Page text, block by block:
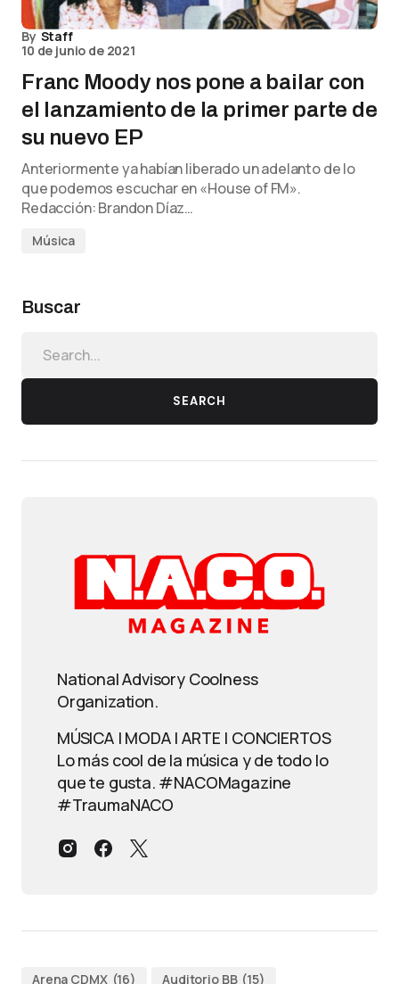
By Staff
10 de junio de 2021
Franc Moody nos pone a bailar con
el lanzamiento de la primer parte de
su nuevo EP
Anteriormente ya habían liberado un adelanto de lo
que podemos escuchar en «House of FM».
Redacción: Brandon Díaz…
Música
Buscar
SEARCH
National Advisory Coolness
Organization.
MÚSICA | MODA | ARTE | CONCIERTOS
Lo más cool de la música y de todo lo
que te gusta. #NACOMagazine
#TraumaNACO
Arena CDMX (16) Auditorio BB (15)